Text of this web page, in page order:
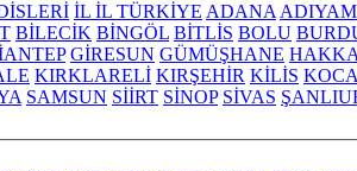
İL İL TÜRKİYE ADANA
BİLECİK BİNGÖL BİTLİS BOLU
GİRESUN GÜMÜŞHANE
KIRKLARELİ KIRŞEHİR KİLİS
SAMSUN SİİRT SİNOP SİVAS